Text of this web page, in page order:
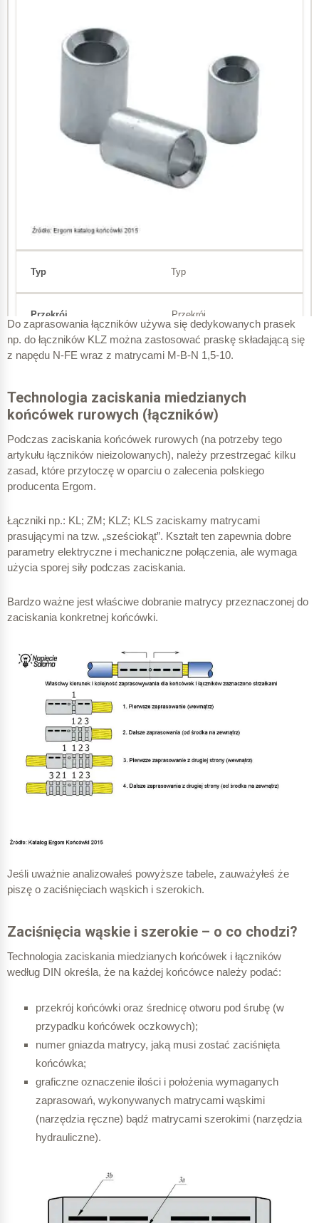
0,1 – 0,5 mm 2
1 – 1
KL 1-15
1 mm2
KL 1-20
KL 2,5-15
4 – 6 mm2
KL 6-25
ZM 10
KL 16
KL – łączniki cynowane
ZM – łączniki niecynowane
Typ
Przekrój
Zaprasowanie, liczba
wąskich
szerokich
KLZ 1
KLZ 2,5
6 mm
KLZ 10
2
KLS 16
Do zaprasowania łączników używa się dedykowanych prasek
np. do łączników KLZ można zastosować praskę składającą się
z napędu N-FE wraz z matrycami M-B-N 1,5-10.
Technologia zaciskania miedzianych
końcówek rurowych (łączników)
Podczas zaciskania końcówek rurowych (na potrzeby tego
artykułu łączników nieizolowanych), należy przestrzegać kilku
zasad, które przytoczę w oparciu o zalecenia polskiego
producenta Ergom.
Łączniki np.: KL; ZM; KLZ; KLS zaciskamy matrycami
prasującymi na tzw. „sześciokąt”. Kształt ten zapewnia dobre
parametry elektryczne i mechaniczne połączenia, ale wymaga
użycia sporej siły podczas zaciskania.
Bardzo ważne jest właściwe dobranie matrycy przeznaczonej do
zaciskania konkretnej końcówki.
Jeśli uważnie analizowałeś powyższe tabele, zauważyłeś że
piszę o zaciśnięciach wąskich i szerokich.
Zaciśnięcia wąskie i szerokie – o co chodzi?
Technologia zaciskania miedzianych końcówek i łączników
według DIN określa, że na każdej końcówce należy podać:
przekrój końcówki oraz średnicę otworu pod śrubę (w
przypadku końcówek oczkowych);
numer gniazda matrycy, jaką musi zostać zaciśnięta
końcówka;
graficzne oznaczenie ilości i położenia wymaganych
zaprasowań, wykonywanych matrycami wąskimi
(narzędzia ręczne) bądź matrycami szerokimi (narzędzia
hydrauliczne).